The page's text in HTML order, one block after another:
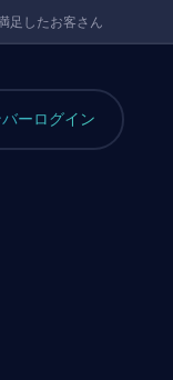
足したお客さん
ーログイン